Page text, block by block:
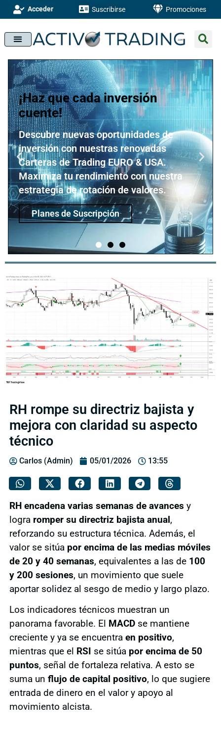
Acceder Suscribirse Promociones
¡Haz que cada inversión
cuente!
Descubre nuevas oportunidades de
inversión con nuestras renovadas
Carteras de Trading EURO & USA.
Maximiza tu rendimiento con nuestra
estrategia de rotación de valores.
Planes de Suscripción
RH rompe su directriz bajista y
mejora con claridad su aspecto
técnico
Carlos (Admin) 05/01/2026 13:55
RH encadena varias semanas de avances y
logra romper su directriz bajista anual,
reforzando su estructura técnica. Además, el
valor se sitúa por encima de las medias móviles
de 20 y 40 semanas, equivalentes a las de 100
y 200 sesiones, un movimiento que suele
aportar solidez al sesgo de medio y largo plazo.
Los indicadores técnicos muestran un
panorama favorable. El MACDse mantiene
creciente y ya se encuentra en positivo,
mientras que el RSI se sitúa por encima de 50
puntos, señal de fortaleza relativa. A esto se
suma un flujo de capital positivo, lo que sugiere
entrada de dinero en el valor y apoyo al
movimiento alcista.